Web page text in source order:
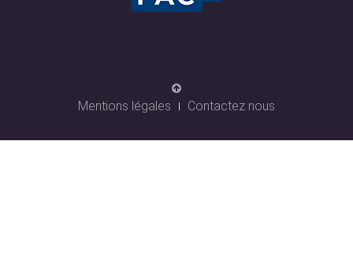
Mentions légales Contactez nous